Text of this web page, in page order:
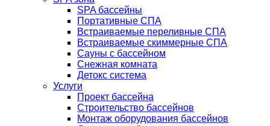
SPA бассейны
Портативные СПА
Встраиваемые переливные СПА
Встраиваемые скиммерные СПА
Сауны с бассейном
Снежная комната
Детокс система
Услуги
Проект бассейна
Строительство бассейнов
Монтаж оборудования бассейнов